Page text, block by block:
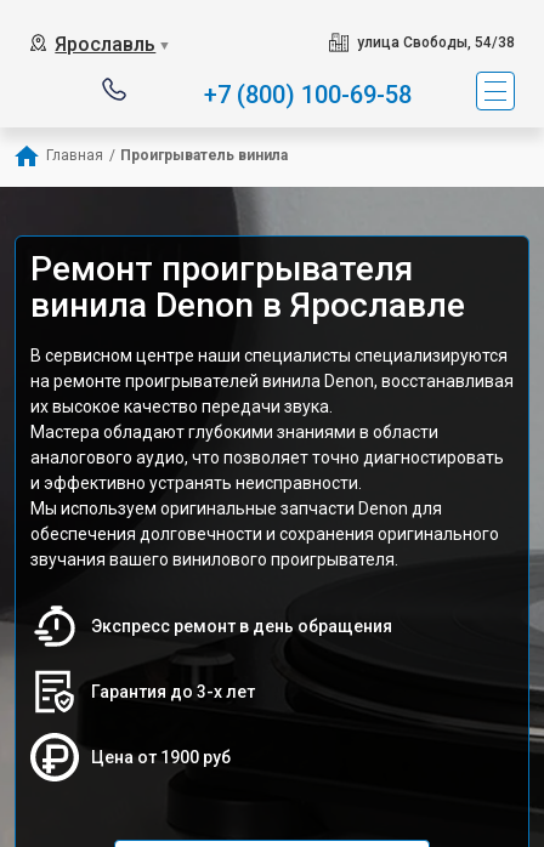
Ярославль ▼ улица Свободы, 54/38
+7 (800) 100-69-58
Главная / Проигрыватель винила
Ремонт проигрывателя
винила Denon в Ярославле
В сервисном центре наши специалисты специализируются
на ремонте проигрывателей винила Denon, восстанавливая
их высокое качество передачи звука.
Мастера обладают глубокими знаниями в области
аналогового аудио, что позволяет точно диагностировать
и эффективно устранять неисправности.
Мы используем оригинальные запчасти Denon для
обеспечения долговечности и сохранения оригинального
звучания вашего винилового проигрывателя.
Экспресс ремонт в день обращения
Гарантия до 3-х лет
Цена от 1900 руб